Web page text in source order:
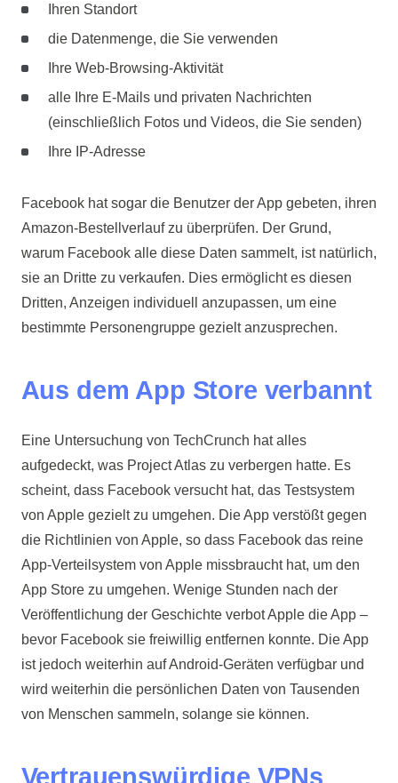
Ihren Standort
die Datenmenge, die Sie verwenden
Ihre Web-Browsing-Aktivität
alle Ihre E-Mails und privaten Nachrichten
(einschließlich Fotos und Videos, die Sie senden)
Ihre IP-Adresse
Facebook hat sogar die Benutzer der App gebeten, ihren
Amazon-Bestellverlauf zu überprüfen. Der Grund,
warum Facebook alle diese Daten sammelt, ist natürlich,
sie an Dritte zu verkaufen. Dies ermöglicht es diesen
Dritten, Anzeigen individuell anzupassen, um eine
bestimmte Personengruppe gezielt anzusprechen.
Aus dem App Store verbannt
Eine Untersuchung von TechCrunch hat alles
aufgedeckt, was Project Atlas zu verbergen hatte. Es
scheint, dass Facebook versucht hat, das Testsystem
von Apple gezielt zu umgehen. Die App verstößt gegen
die Richtlinien von Apple, so dass Facebook das reine
App-Verteilsystem von Apple missbraucht hat, um den
App Store zu umgehen. Wenige Stunden nach der
Veröffentlichung der Geschichte verbot Apple die App –
bevor Facebook sie freiwillig entfernen konnte. Die App
ist jedoch weiterhin auf Android-Geräten verfügbar und
wird weiterhin die persönlichen Daten von Tausenden
von Menschen sammeln, solange sie können.
Vertrauenswürdige VPNs